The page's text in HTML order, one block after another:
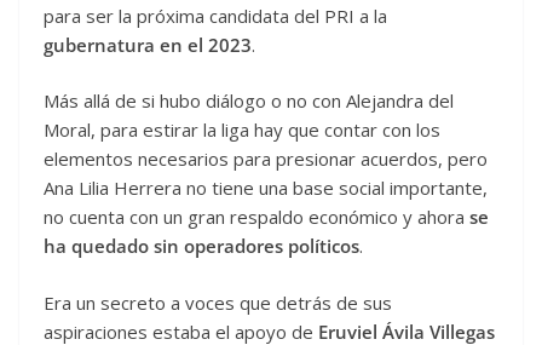
para ser la próxima candidata del PRI a la
gubernatura en el 2023.
Más allá de si hubo diálogo o no con Alejandra del
Moral, para estirar la liga hay que contar con los
elementos necesarios para presionar acuerdos, pero
Ana Lilia Herrera no tiene una base social importante,
no cuenta con un gran respaldo económico y ahora se
ha quedado sin operadores políticos.
Era un secreto a voces que detrás de sus
aspiraciones estaba el apoyo de Eruviel Ávila Villegas